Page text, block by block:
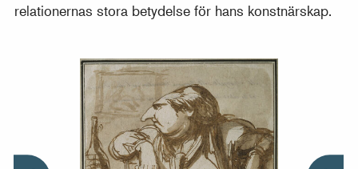
relationernas stora betydelse för hans konstnärskap.